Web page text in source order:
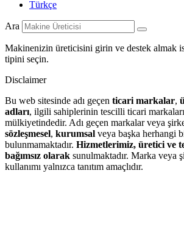
Türkçe
Ara
Makinenizin üreticisini girin ve destek almak
tipini seçin.
Disclaimer
Bu web sitesinde adı geçen ticari markalar,
adları, ilgili sahiplerinin tescilli ticari
mülkiyetindedir. Adı geçen markalar veya
sözleşmesel, kurumsal veya başka herhangi
bulunmamaktadır. Hizmetlerimiz, üretici ve
bağımsız olarak sunulmaktadır. Marka veya
kullanımı yalnızca tanıtım amaçlıdır.